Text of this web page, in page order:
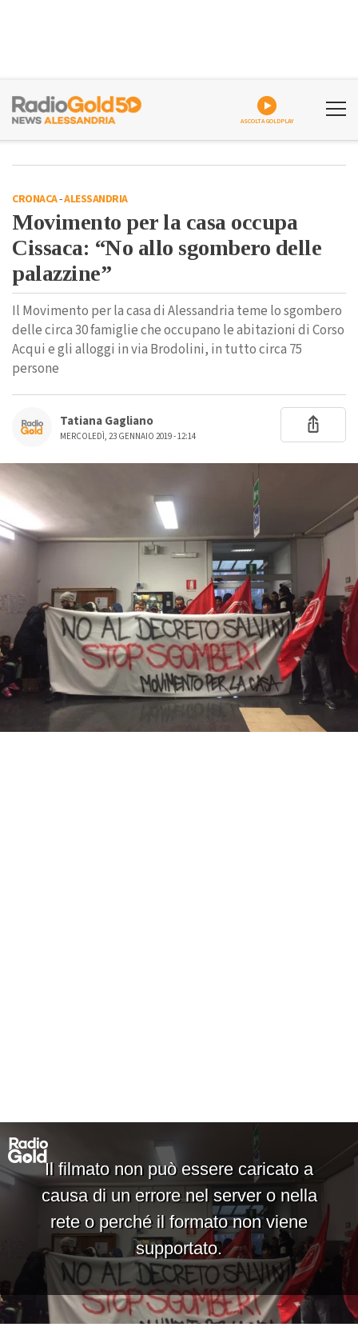
ASCOLTA GOLDPLAY
CRONACA-ALESSANDRIA
Movimento per la casa occupa
Cissaca: “No allo sgombero delle
palazzine”
Il Movimento per la casa di Alessandria teme lo sgombero
delle circa 30 famiglie che occupano le abitazioni di Corso
Acqui e gli alloggi in via Brodolini, in tutto circa 75
persone
Tatiana Gagliano
MERCOLEDÌ, 23 GENNAIO 2019 - 12:14